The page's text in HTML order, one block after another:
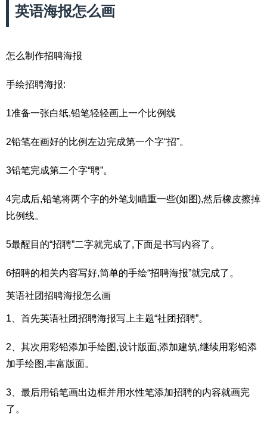
英语海报怎么画
怎么制作招聘海报
手绘招聘海报:
1准备一张白纸,铅笔轻轻画上一个比例线
2铅笔在画好的比例左边完成第一个字“招”。
3铅笔完成第二个字“聘”。
4完成后,铅笔将两个字的外笔划瞄重一些(如图),然后橡皮擦掉
比例线。
5最醒目的“招聘”二字就完成了,下面是书写内容了。
6招聘的相关内容写好,简单的手绘“招聘海报”就完成了。
英语社团招聘海报怎么画
1、首先英语社团招聘海报写上主题“社团招聘”。
2、其次用彩铅添加手绘图,设计版面,添加建筑,继续用彩铅添
加手绘图,丰富版面。
3、最后用铅笔画出边框并用水性笔添加招聘的内容就画完
了。